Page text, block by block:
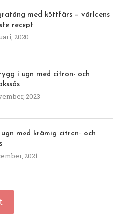
med köttfärs – världens
recept
2020
i ugn med citron- och
2023
ugn med krämig citron- och
2021